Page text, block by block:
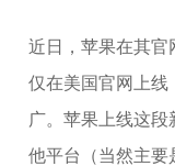
近日，苹果在其官
仅在美国官网上线
广。苹果上线这
他平台（当然主要